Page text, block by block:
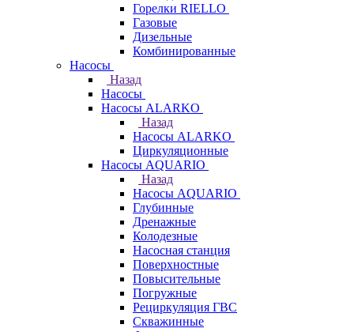
Горелки RIELLO
Газовые
Дизельные
Комбинированные
Насосы
Назад
Насосы
Насосы ALARKO
Назад
Насосы ALARKO
Циркуляционные
Насосы AQUARIO
Назад
Насосы AQUARIO
Глубинные
Дренажные
Колодезные
Насосная станция
Поверхностные
Повысительные
Погружные
Рециркуляция ГВС
Скважинные